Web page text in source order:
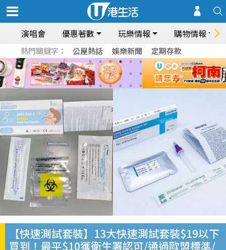
演唱會 優惠著數 玩樂情報 購物情報
熱門關鍵字： 公屋熱話 娛樂新聞 定期存款
【快速測試套裝】13大快速測試套裝$19以下
買到！最平$10獲衛生署認可/通過歐盟標準/